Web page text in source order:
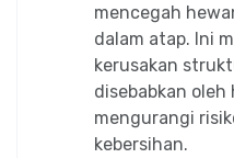
mencegah
dalam atap. Ini
kerusakan
disebabkan
mengurangi
kebersihan.